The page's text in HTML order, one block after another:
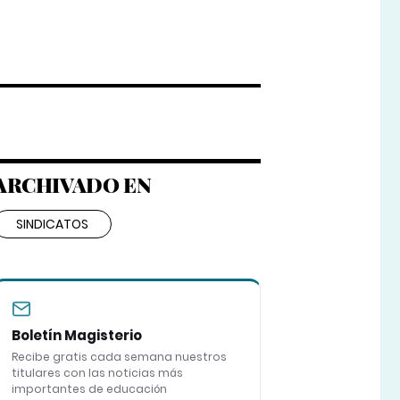
EN
SINDICATOS
Boletín Magisterio
Recibe gratis cada semana nuestros
titulares con las noticias más
importantes de educación